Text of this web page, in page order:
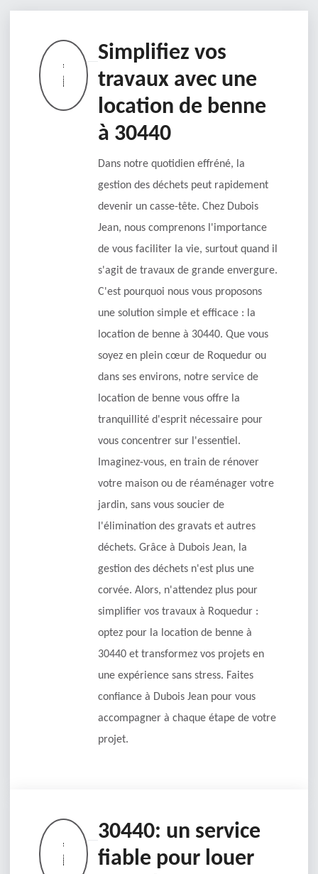
Simplifiez vos
travaux avec une
location de benne
à 30440
Dans notre quotidien effréné, la
gestion des déchets peut rapidement
devenir un casse-tête. Chez Dubois
Jean, nous comprenons l'importance
de vous faciliter la vie, surtout quand il
s'agit de travaux de grande envergure.
C'est pourquoi nous vous proposons
une solution simple et efficace : la
location de benne à 30440. Que vous
soyez en plein cœur de Roquedur ou
dans ses environs, notre service de
location de benne vous offre la
tranquillité d'esprit nécessaire pour
vous concentrer sur l'essentiel.
Imaginez-vous, en train de rénover
votre maison ou de réaménager votre
jardin, sans vous soucier de
l'élimination des gravats et autres
déchets. Grâce à Dubois Jean, la
gestion des déchets n'est plus une
corvée. Alors, n'attendez plus pour
simplifier vos travaux à Roquedur :
optez pour la location de benne à
30440 et transformez vos projets en
une expérience sans stress. Faites
confiance à Dubois Jean pour vous
accompagner à chaque étape de votre
projet.
30440: un service
fiable pour louer